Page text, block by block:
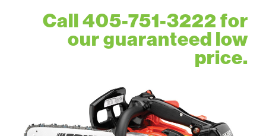
Call 405-751-3222 for
our guaranteed low
price.